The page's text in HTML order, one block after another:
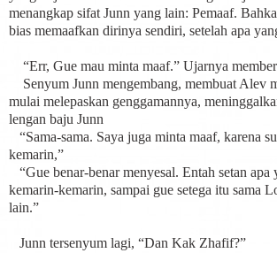
menangkap sifat Junn yang lain: Pemaaf.
bias memaafkan dirinya sendiri, setelah apa
“Err, Gue mau minta maaf.” Ujarnya
Senyum Junn mengembang, membuat Alev
mulai melepaskan genggamannya,
lengan baju Junn
“Sama-sama. Saya juga minta maaf, karena
kemarin,”
“Gue benar-benar menyesal. Entah setan apa
kemarin-kemarin, sampai gue setega itu sama
lain.”
Junn tersenyum lagi, “Dan Kak Zhafif?”